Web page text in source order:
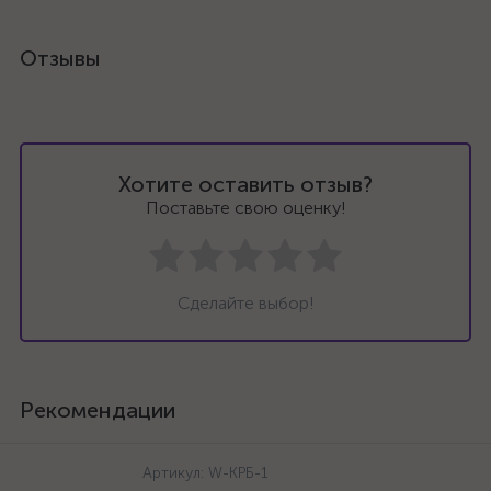
Отзывы
Хотите оставить отзыв?
Поставьте свою оценку!
Сделайте выбор!
Рекомендации
Артикул: W-КРБ-1